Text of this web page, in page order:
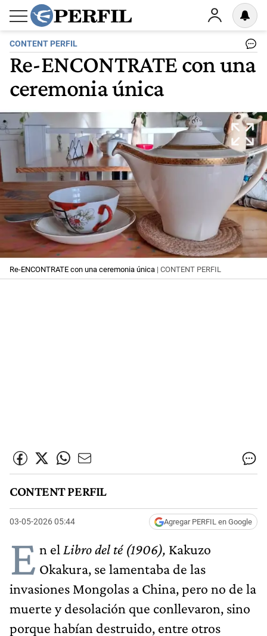
CONTENT PERFIL
Re-ENCONTRATE con una
ceremonia única
Re-ENCONTRATE con una ceremonia única | CONTENT PERFIL
CONTENT PERFIL
03-05-2026 05:44 Agregar PERFIL en Google
E n el Libro del té (1906), Kakuzo
Okakura, se lamentaba de las
invasiones Mongolas a China, pero no de la
muerte y desolación que conllevaron, sino
porque habían destruido, entre otros